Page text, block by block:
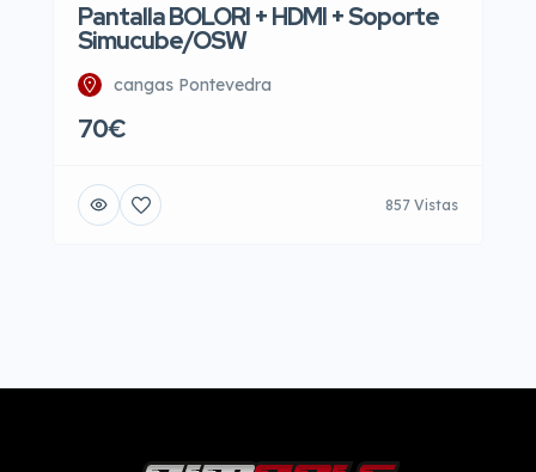
Pantalla BOLORI + HDMI + Soporte
Simucube/OSW
cangas Pontevedra
70€
857 Vistas